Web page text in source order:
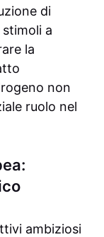
di
a
la
non
ruolo nel
ambiziosi